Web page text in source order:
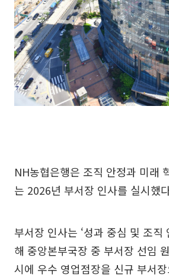
NH농협은행은 조직 안정과 미래
는 2026년 부서장 인사를 실시했
부서장 인사는 ‘성과 중심 및 조직
해 중앙본부국장 중 부서장 선임
시에 우수 영업점장을 신규 부서